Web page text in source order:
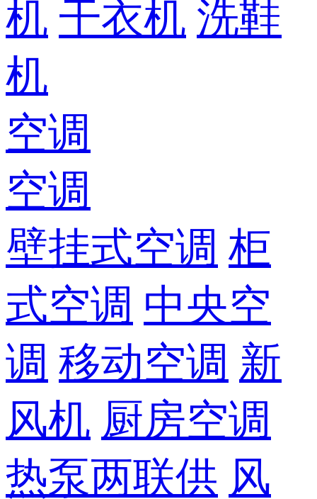
机 干衣机 洗鞋
机
空调
空调
壁挂式空调 柜
式空调 中央空
调 移动空调 新
风机 厨房空调
热泵两联供 风